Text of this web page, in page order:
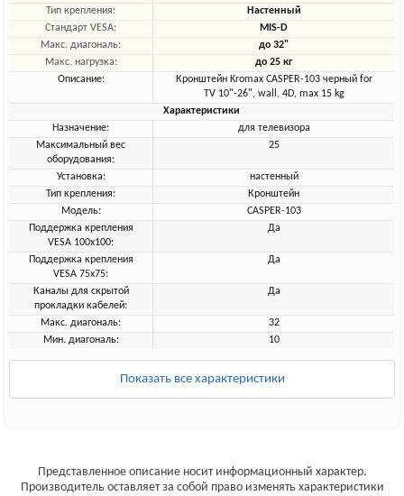
Тип крепления:
Настенный
Стандарт VESA:
MIS-D
Макс. диагональ:
до 32"
Макс. нагрузка:
до 25 кг
Описание:
Кронштейн Kromax CASPER-103 черный for
TV 10"-26", wall, 4D, max 15 kg
Характеристики
Назначение:
для телевизора
Максимальный вес
оборудования:
25
Установка:
настенный
Тип крепления:
Кронштейн
Модель:
CASPER-103
Поддержка крепления
VESA 100х100:
Да
Поддержка крепления
VESA 75х75:
Да
Каналы для скрытой
прокладки кабелей:
Да
Макс. диагональ:
32
Мин. диагональ:
10
Показать все характеристики
Представленное описание носит информационный характер.
Производитель оставляет за собой право изменять характеристики